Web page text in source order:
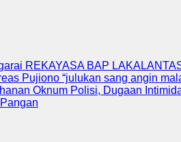
REKAYASA BAP
Pujiono “julukan sang angin
Oknum Polisi, Dugaan